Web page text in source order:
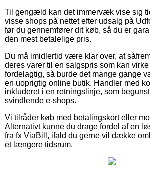
Til gengæld kan det immervæk vise sig
visse shops på nettet efter udsalg på
før du gennemfører dit køb, så du er
den mest betalelige pris.
Du må imidlertid være klar over, at
deres varer til en salgspris som kan
fordelagtig, så burde det mange gange
en uoprigtig online butik. Handler med
inkluderet i en retningslinje, som
svindlende e-shops.
Vi tilråder køb med betalingskort eller
Alternativt kunne du drage fordel af en
fra fx ViaBill, ifald du gerne vil dække
et længere tidsrum.